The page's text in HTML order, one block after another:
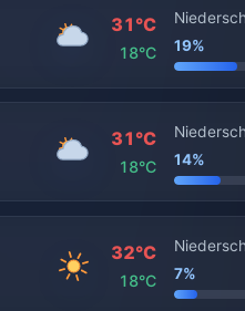
31°C
18°C
19%
31°C
18°C
14%
32°C
18°C
7%